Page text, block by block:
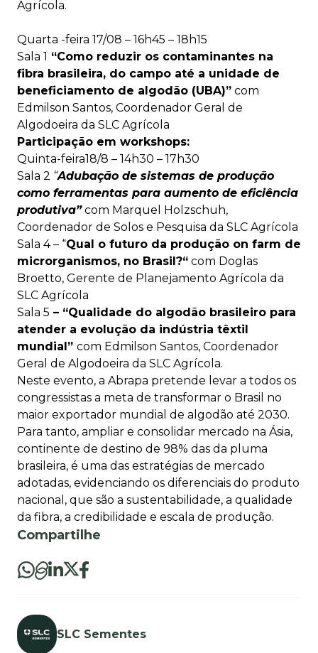
Agrícola.
Quarta -feira 17/08 – 16h45 – 18h15
Sala 1 “Como reduzir os contaminantes na
fibra brasileira, do campo até a unidade de
beneficiamento de algodão (UBA)” com
Edmilson Santos, Coordenador Geral de
Algodoeira da SLC Agrícola
Participação em workshops:
Quinta-feira18/8 – 14h30 – 17h30
Sala 2 “Adubação de sistemas de produção
como ferramentas para aumento de eficiência
produtiva”com Marquel Holzschuh,
Coordenador de Solos e Pesquisa da SLC Agrícola
Sala 4 – “Qual o futuro da produção on farm de
microrganismos, no Brasil?“ com Doglas
Broetto, Gerente de Planejamento Agrícola da
SLC Agrícola
Sala 5 – “Qualidade do algodão brasileiro para
atender a evolução da indústria têxtil
mundial” com Edmilson Santos, Coordenador
Geral de Algodoeira da SLC Agrícola.
Neste evento, a Abrapa pretende levar a todos os
congressistas a meta de transformar o Brasil no
maior exportador mundial de algodão até 2030.
Para tanto, ampliar e consolidar mercado na Ásia,
continente de destino de 98% das da pluma
brasileira, é uma das estratégias de mercado
adotadas, evidenciando os diferenciais do produto
nacional, que são a sustentabilidade, a qualidade
da fibra, a credibilidade e escala de produção.
Compartilhe
SLC Sementes